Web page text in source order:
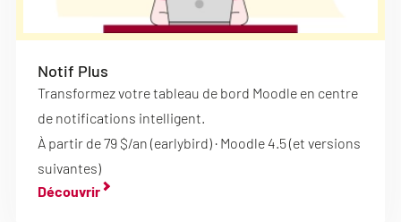
Notif Plus
Transformez votre tableau de bord Moodle en centre
de notifications intelligent.
À partir de 79 $/an (earlybird) · Moodle 4.5 (et versions
suivantes)
Découvrir